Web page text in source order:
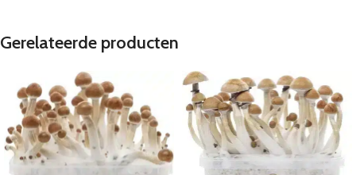
Gerelateerde producten